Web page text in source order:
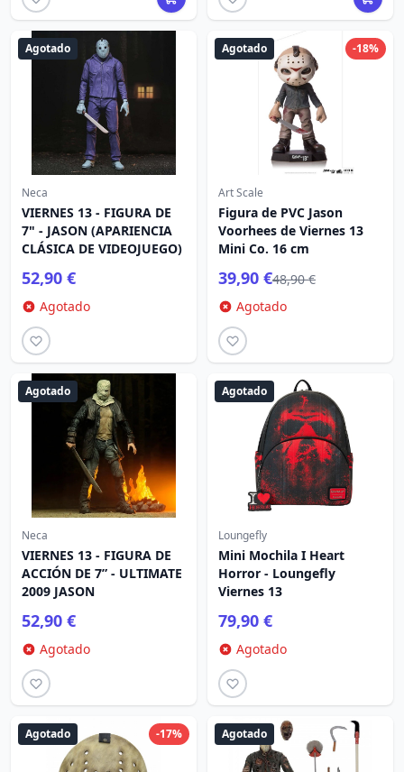
Agotado
Neca
VIERNES 13 - FIGURA DE
7" - JASON (APARIENCIA
CLÁSICA DE VIDEOJUEGO)
52,90 €
Agotado
-18%
Agotado
Art Scale
Figura de PVC Jason
Voorhees de Viernes 13
Mini Co. 16 cm
39,90 €48,90 €
Agotado
Agotado
Neca
VIERNES 13 - FIGURA DE
ACCIÓN DE 7” - ULTIMATE
2009 JASON
52,90 €
Agotado
Agotado
Loungefly
Mini Mochila I Heart
Horror - Loungefly
Viernes 13
79,90 €
Agotado
-17%
Agotado Agotado